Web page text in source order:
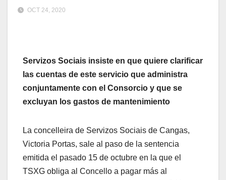
OCT 24, 2020
Servizos Sociais insiste en que quiere clarificar
las cuentas de este servicio que administra
conjuntamente con el Consorcio y que se
excluyan los gastos de mantenimiento
La concelleira de Servizos Sociais de Cangas,
Victoria Portas, sale al paso de la sentencia
emitida el pasado 15 de octubre en la que el
TSXG obliga al Concello a pagar más al